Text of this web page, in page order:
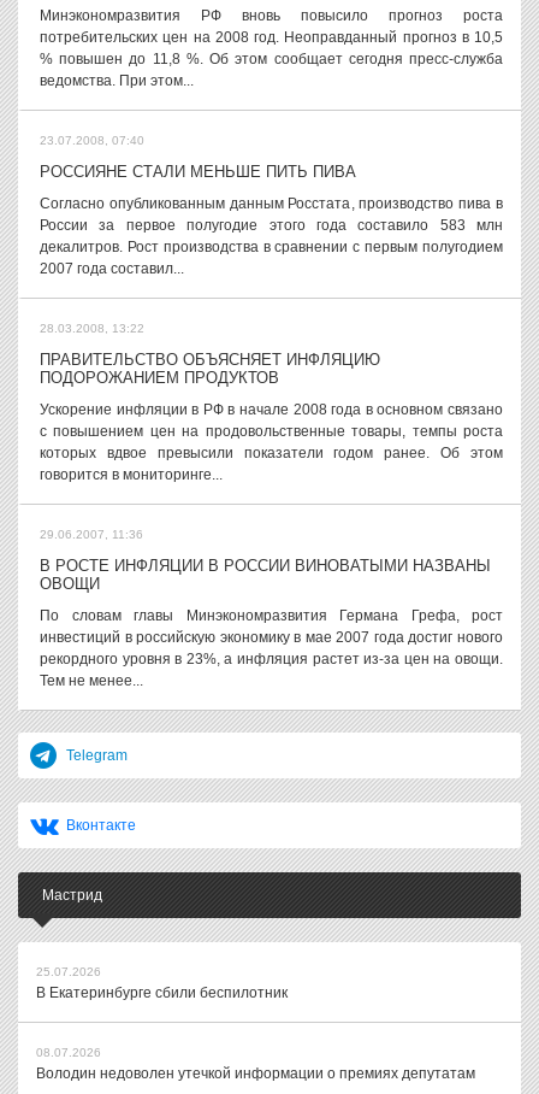
Минэкономразвития РФ вновь повысило прогноз роста
потребительских цен на 2008 год. Неоправданный прогноз в 10,5
% повышен до 11,8 %. Об этом сообщает сегодня пресс-служба
ведомства. При этом...
23.07.2008, 07:40
РОССИЯНЕ СТАЛИ МЕНЬШЕ ПИТЬ ПИВА
Согласно опубликованным данным Росстата, производство пива в
России за первое полугодие этого года составило 583 млн
декалитров. Рост производства в сравнении с первым полугодием
2007 года составил...
28.03.2008, 13:22
ПРАВИТЕЛЬСТВО ОБЪЯСНЯЕТ ИНФЛЯЦИЮ
ПОДОРОЖАНИЕМ ПРОДУКТОВ
Ускорение инфляции в РФ в начале 2008 года в основном связано
с повышением цен на продовольственные товары, темпы роста
которых вдвое превысили показатели годом ранее. Об этом
говорится в мониторинге...
29.06.2007, 11:36
В РОСТЕ ИНФЛЯЦИИ В РОССИИ ВИНОВАТЫМИ НАЗВАНЫ
ОВОЩИ
По словам главы Минэкономразвития Германа Грефа, рост
инвестиций в российскую экономику в мае 2007 года достиг нового
рекордного уровня в 23%, а инфляция растет из-за цен на овощи.
Тем не менее...
Telegram
Вконтакте
Мастрид
25.07.2026
В Екатеринбурге сбили беспилотник
08.07.2026
Володин недоволен утечкой информации о премиях депутатам